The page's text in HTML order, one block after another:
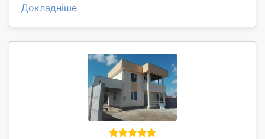
Докладніше